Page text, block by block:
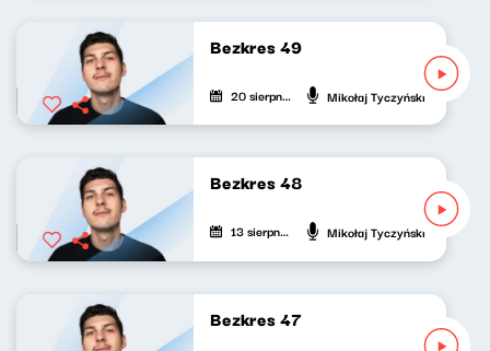
Bezkres 49
20 sierpnia 2024 Mikołaj Tyczyński
Bezkres 48
13 sierpnia 2024 Mikołaj Tyczyński
Bezkres 47